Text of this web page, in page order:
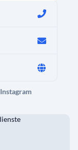
Instagram